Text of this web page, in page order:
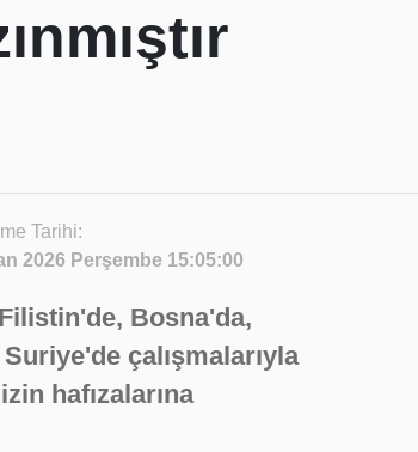
Tarihi:
2026 Perşembe 15:05:00
Bosna'da,
çalışmalarıyla
hafızalarına